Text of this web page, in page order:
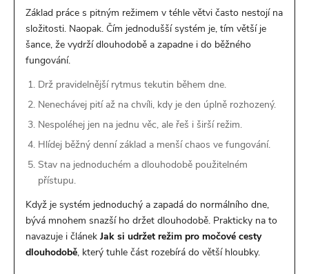
Základ práce s pitným režimem v téhle větvi často nestojí na
složitosti. Naopak. Čím jednodušší systém je, tím větší je
šance, že vydrží dlouhodobě a zapadne i do běžného
fungování.
Drž pravidelnější rytmus tekutin během dne.
Nenechávej pití až na chvíli, kdy je den úplně rozhozený.
Nespoléhej jen na jednu věc, ale řeš i širší režim.
Hlídej běžný denní základ a menší chaos ve fungování.
Stav na jednoduchém a dlouhodobě použitelném
přístupu.
Když je systém jednoduchý a zapadá do normálního dne,
bývá mnohem snazší ho držet dlouhodobě. Prakticky na to
navazuje i článek Jak si udržet režim pro močové cesty
dlouhodobě, který tuhle část rozebírá do větší hloubky.